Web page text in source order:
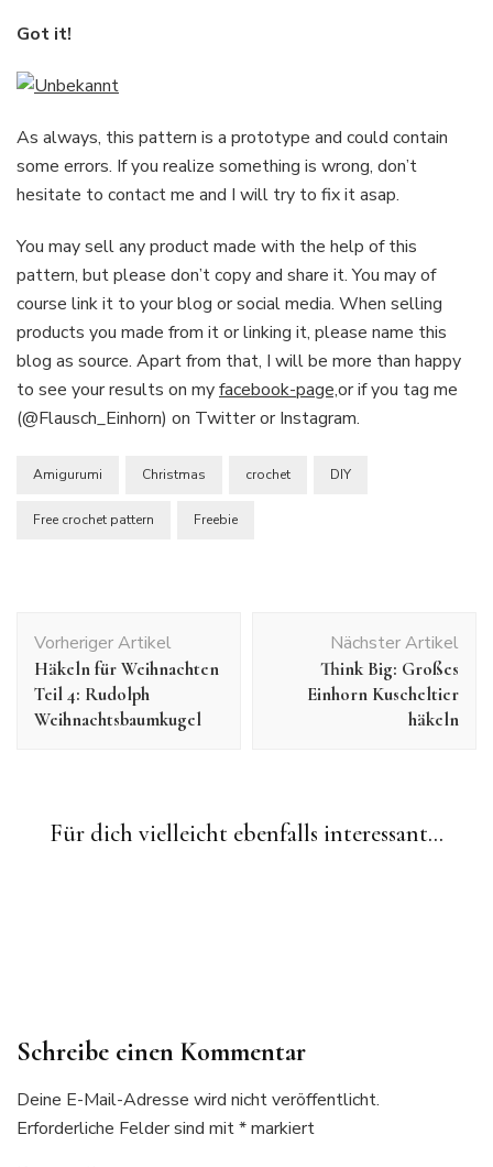
Got it!
As always, this pattern is a prototype and could contain
some errors. If you realize something is wrong, don’t
hesitate to contact me and I will try to fix it asap.
You may sell any product made with the help of this
pattern, but please don’t copy and share it. You may of
course link it to your blog or social media. When selling
products you made from it or linking it, please name this
blog as source. Apart from that, I will be more than happy
to see your results on myfacebook-page,or if you tag me
(@Flausch_Einhorn) on Twitter or Instagram.
Amigurumi Christmas crochet DIY
Free crochet pattern Freebie
Vorheriger Artikel
Häkeln für Weihnachten
Teil 4: Rudolph
Weihnachtsbaumkugel
Nächster Artikel
Think Big: Großes
Einhorn Kuscheltier
häkeln
Für dich vielleicht ebenfalls interessant...
Slider
Freie Häkelanleitung: Nilpferd mit Baby
Amigurumi Augen aufsticken Crochet
Crochet Patterns
Schreibe einen Kommentar
Deine E-Mail-Adresse wird nicht veröffentlicht.
Erforderliche Felder sind mit*markiert